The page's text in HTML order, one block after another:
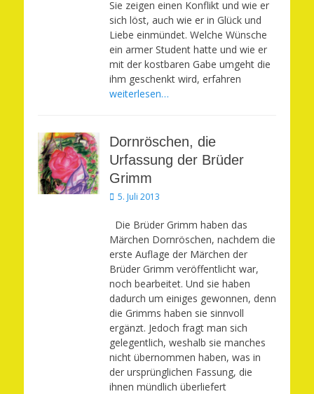
Sie zeigen einen Konflikt und wie er
sich löst, auch wie er in Glück und
Liebe einmündet. Welche Wünsche
ein armer Student hatte und wie er
mit der kostbaren Gabe umgeht die
ihm geschenkt wird, erfahren
weiterlesen…
Dornröschen, die
Urfassung der Brüder
Grimm
Veröffentlicht
5. Juli 2013
Die Brüder Grimm haben das
Märchen Dornröschen, nachdem die
erste Auflage der Märchen der
Brüder Grimm veröffentlicht war,
noch bearbeitet. Und sie haben
dadurch um einiges gewonnen, denn
die Grimms haben sie sinnvoll
ergänzt. Jedoch fragt man sich
gelegentlich, weshalb sie manches
nicht übernommen haben, was in
der ursprünglichen Fassung, die
ihnen mündlich überliefert